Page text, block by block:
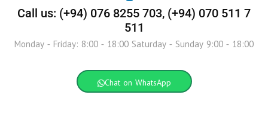
Call us: (+94) 076 8255 703, (+94) 070 511 7
511
Monday - Friday: 8:00 - 18:00 Saturday - Sunday 9:00 - 18:00
Chat on WhatsApp